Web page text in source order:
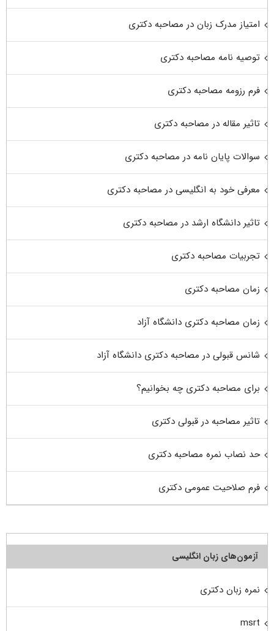
امتیاز مدرک زبان در مصاحبه دکتری
توصیه نامه مصاحبه دکتری
فرم رزومه مصاحبه دکتری
تاثیر مقاله در مصاحبه دکتری
سوالات پایان نامه در مصاحبه دکتری
معرفی خود به انگلیسی در مصاحبه دکتری
تاثیر دانشگاه ارشد در مصاحبه دکتری
تجربیات مصاحبه دکتری
زمان مصاحبه دکتری
زمان مصاحبه دکتری دانشگاه آزاد
شانس قبولی در مصاحبه دکتری دانشگاه آزاد
برای مصاحبه دکتری چه بخوانیم؟
تاثیر مصاحبه در قبولی دکتری
حد نصاب نمره مصاحبه دکتری
فرم صلاحیت عمومی دکتری
آزمون‌های زبان انگلیسی
نمره زبان دکتری
msrt